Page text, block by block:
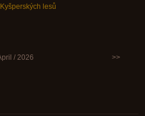
lesů
/ 2026 >>